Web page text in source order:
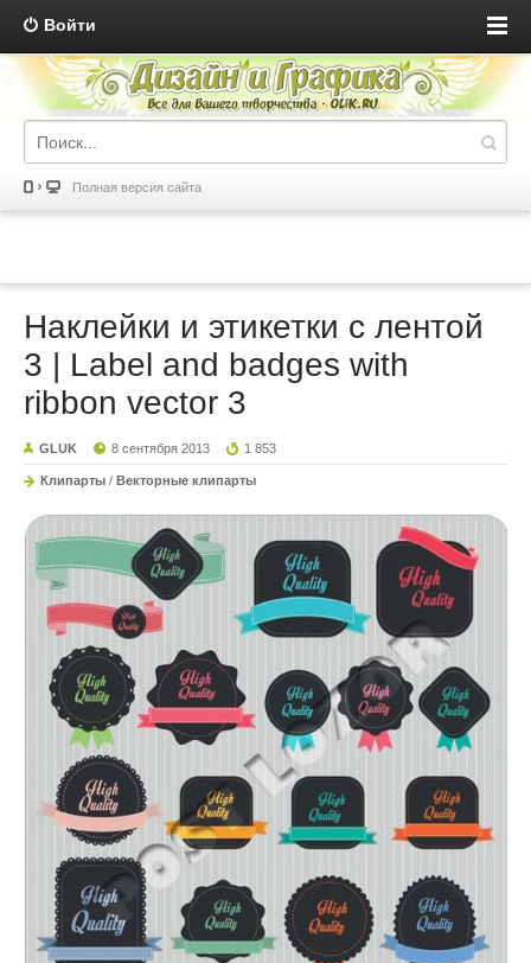
Войти
Полная версия сайта
Наклейки и этикетки с лентой
3 | Label and badges with
ribbon vector 3
GLUK 8 сентября 2013 1 853
Клипарты / Векторные клипарты